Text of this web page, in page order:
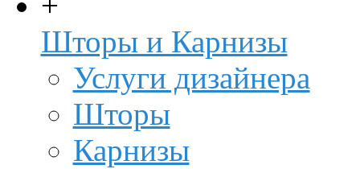
Шторы и Карнизы
Услуги дизайнера
Шторы
Карнизы